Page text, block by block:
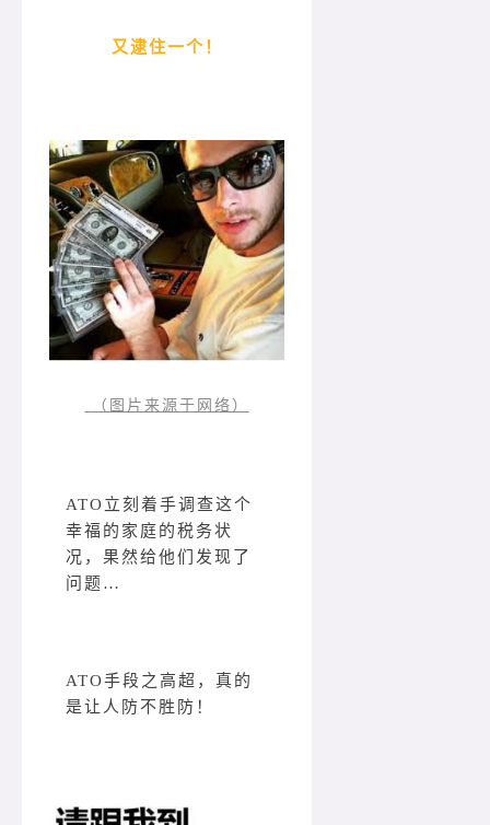
又逮住一个！
（图片来源于网络）
ATO立刻着手调查这个
幸福的家庭的税务状
况，果然给他们发现了
问题…
ATO手段之高超，真的
是让人防不胜防！